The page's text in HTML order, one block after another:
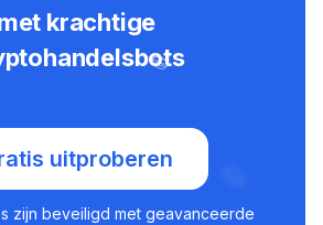
krachtige
uitproberen
zijn beveiligd met geavanceerde